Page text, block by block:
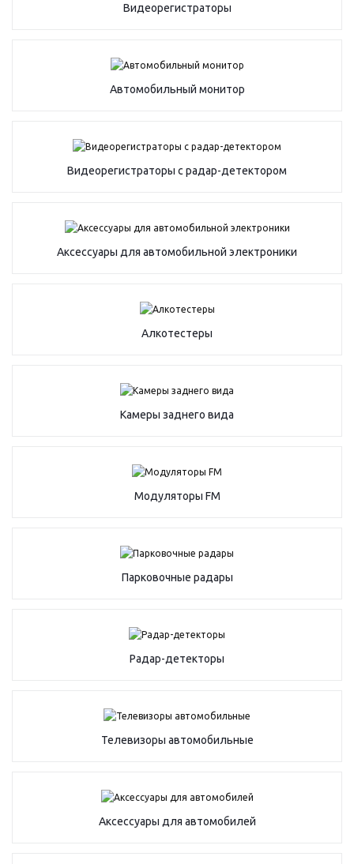
Видеорегистраторы
Автомобильный монитор
Видеорегистраторы с радар-детектором
Аксессуары для автомобильной электроники
Алкотестеры
Камеры заднего вида
Модуляторы FM
Парковочные радары
Радар-детекторы
Телевизоры автомобильные
Аксессуары для автомобилей